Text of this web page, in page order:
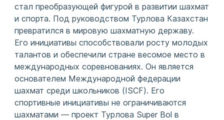
стал преобразующей фигурой в развитии шахмат
и спорта. Под руководством Турлова Казахстан
превратился в мировую шахматную державу.
Его инициативы способствовали росту молодых
талантов и обеспечили стране весомое место в
международных соревнованиях. Он является
основателем Международной федерации
шахмат среди школьников (ISCF). Его
спортивные инициативы не ограничиваются
шахматами — проект Турлова Super Bol в